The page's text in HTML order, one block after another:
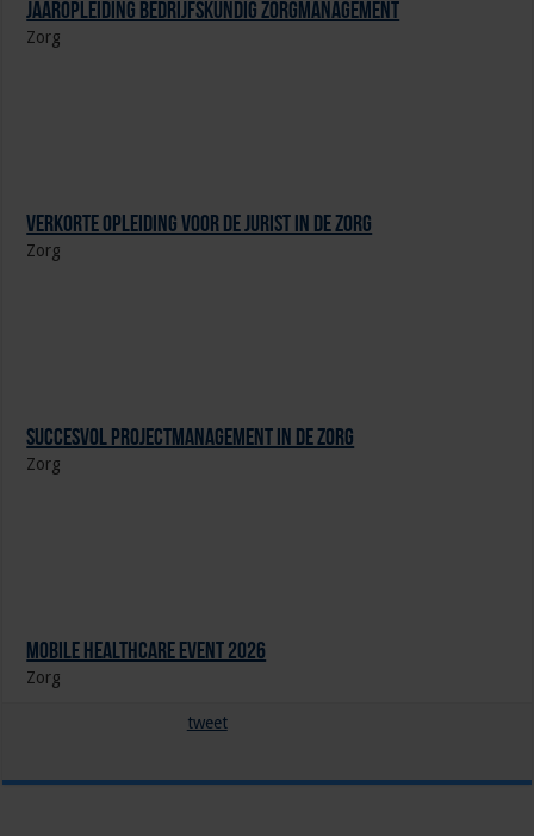
Jaaropleiding Bedrijfskundig Zorgmanagement
Zorg
Verkorte opleiding voor de Jurist in de Zorg
Zorg
Succesvol Projectmanagement in de Zorg
Zorg
Mobile Healthcare Event 2026
Zorg
tweet